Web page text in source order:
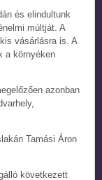
és elindultunk
múltját. A
vásárlásra is. A
a környéken
azonban
Tamási Áron
következett